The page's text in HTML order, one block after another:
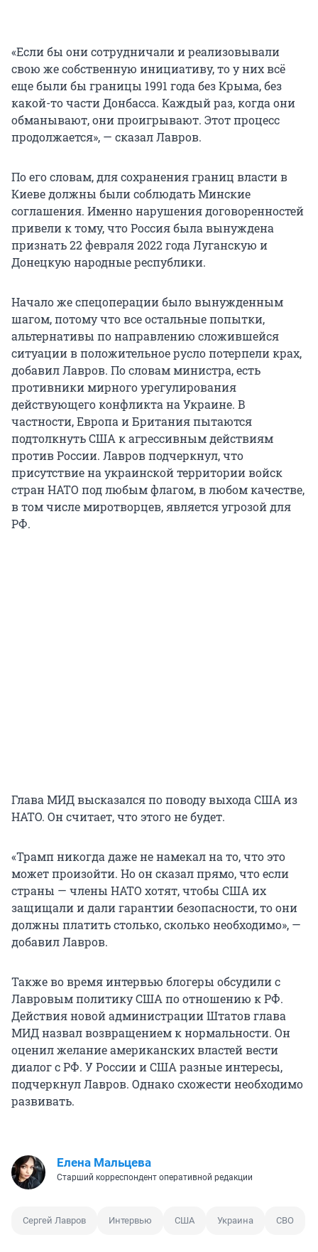
«Если бы они сотрудничали и реализовывали
свою же собственную инициативу, то у них всё
еще были бы границы 1991 года без Крыма, без
какой-то части Донбасса. Каждый раз, когда они
обманывают, они проигрывают. Этот процесс
продолжается», — сказал Лавров.
По его словам, для сохранения границ власти в
Киеве должны были соблюдать Минские
соглашения. Именно нарушения договоренностей
привели к тому, что Россия была вынуждена
признать 22 февраля 2022 года Луганскую и
Донецкую народные республики.
Начало же спецоперации было вынужденным
шагом, потому что все остальные попытки,
альтернативы по направлению сложившейся
ситуации в положительное русло потерпели крах,
добавил Лавров. По словам министра, есть
противники мирного урегулирования
действующего конфликта на Украине. В
частности, Европа и Британия пытаются
подтолкнуть США к агрессивным действиям
против России. Лавров подчеркнул, что
присутствие на украинской территории войск
стран НАТО под любым флагом, в любом качестве,
в том числе миротворцев, является угрозой для
РФ.
Глава МИД высказался по поводу выхода США из
НАТО. Он считает, что этого не будет.
«Трамп никогда даже не намекал на то, что это
может произойти. Но он сказал прямо, что если
страны — члены НАТО хотят, чтобы США их
защищали и дали гарантии безопасности, то они
должны платить столько, сколько необходимо», —
добавил Лавров.
Также во время интервью блогеры обсудили с
Лавровым политику США по отношению к РФ.
Действия новой администрации Штатов глава
МИД назвал возвращением к нормальности. Он
оценил желание американских властей вести
диалог с РФ. У России и США разные интересы,
подчеркнул Лавров. Однако схожести необходимо
развивать.
Елена Мальцева
Старший корреспондент оперативной редакции
Сергей Лавров Интервью США Украина СВО